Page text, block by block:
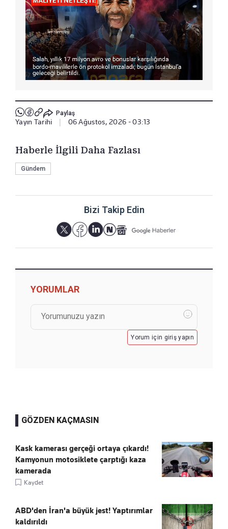
Paylaş
Yayın Tarihi 06 Ağustos, 2026 - 03:13
Haberle İlgili Daha Fazlası
Gündem
Bizi Takip Edin
YORUMLAR
Yorum için giriş yapın
GÖZDEN KAÇMASIN
Kask kamerası gerçeği ortaya çıkardı!
Kamyonun motosiklete çarptığı kaza
kamerada
Kaydet
ABD'den İran'a büyük jest! Yaptırımlar
kaldırıldı